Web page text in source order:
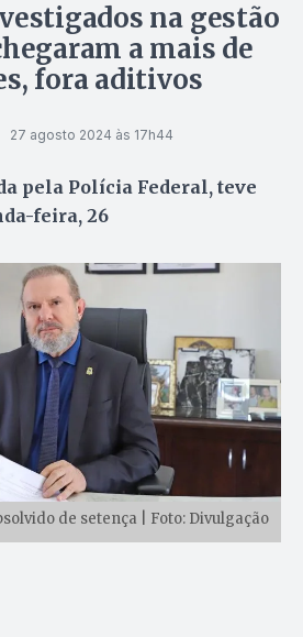
na gestão
a mais de
fora aditivos
27 agosto 2024 às 17h44
pela Polícia Federal, teve
feira, 26
de setença | Foto: Divulgação